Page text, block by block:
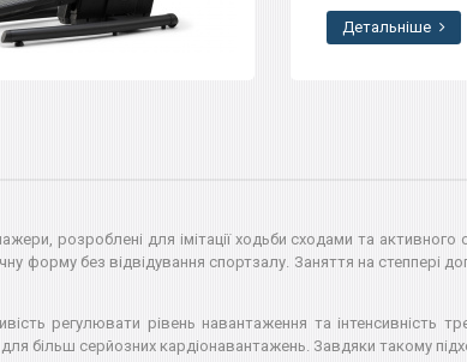
Детальніше
розроблені для імітації ходьби сходами та
форму без відвідування спортзалу. Заняття на степпері
регулювати рівень навантаження та інтенсивність
більш серйозних кардіонавантажень. Завдяки такому